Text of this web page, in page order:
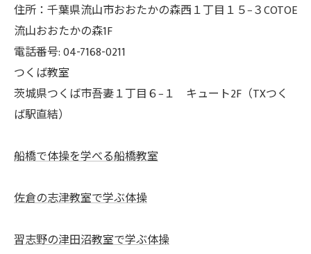
住所：千葉県流山市おおたかの森西１丁目１５−３COTOE
流山おおたかの森1F
電話番号: 04-7168-0211
つくば教室
茨城県つくば市吾妻１丁目６−１ キュート2F（TXつく
ば駅直結）
船橋で体操を学べる船橋教室
佐倉の志津教室で学ぶ体操
習志野の津田沼教室で学ぶ体操